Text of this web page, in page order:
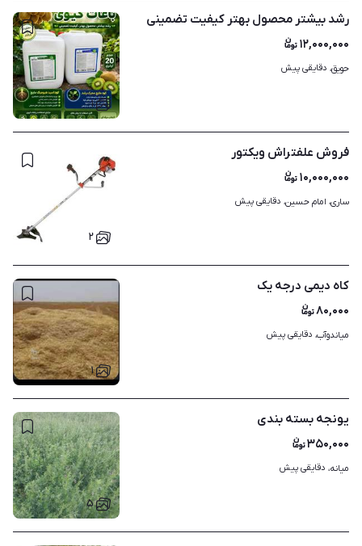
۱
رشد‌ بیشتر‌ محصول‌ بهتر‌ کیفیت‌ تضمینی
۱۲,۰۰۰,۰۰۰
حویق، دقایقی پیش
۲
فروش علفتراش ویکتور
۱۰,۰۰۰,۰۰۰
ساری، امام حسین، دقایقی پیش
۱
کاه دیمی درجه یک
۸۰,۰۰۰
میاندوآب، دقایقی پیش
۵
یونجه بسته بندی
۳۵۰,۰۰۰
میانه، دقایقی پیش